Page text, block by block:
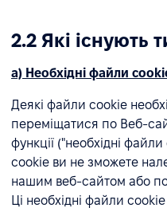
2.2 Які існують
а) Необхідні файли
Деякі файли cookie
переміщатися по Веб-
функції ("необхідні
cookie ви не зможете
нашим веб-сайтом або
Ці необхідні файли